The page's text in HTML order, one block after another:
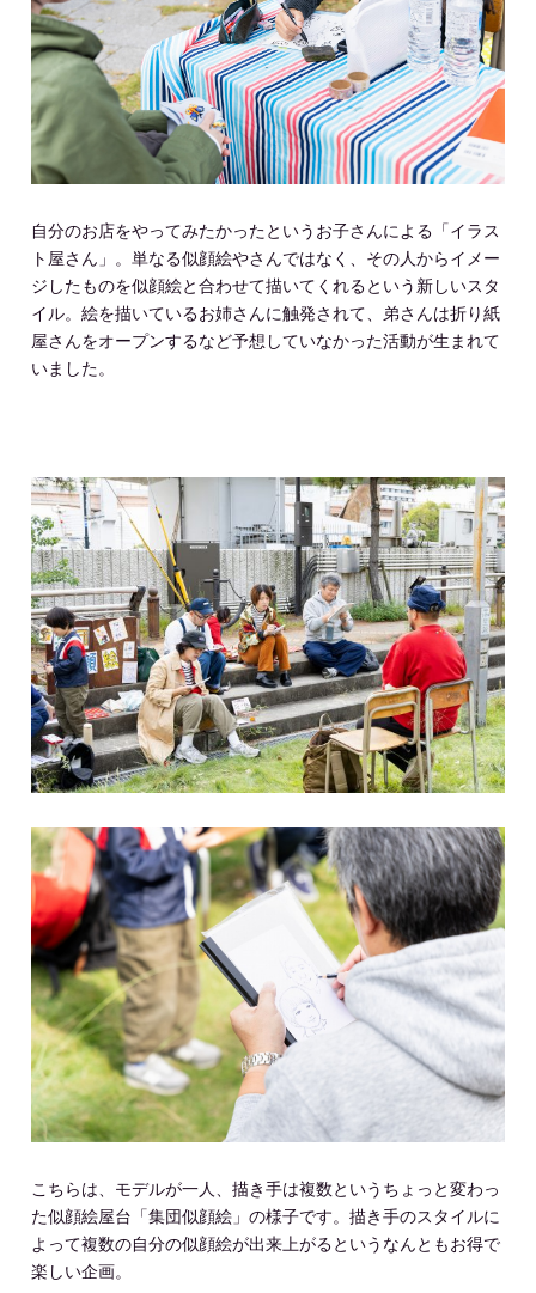
自分のお店をやってみたかったというお子さんによる「イラス
ト屋さん」。単なる似顔絵やさんではなく、その人からイメー
ジしたものを似顔絵と合わせて描いてくれるという新しいスタ
イル。絵を描いているお姉さんに触発されて、弟さんは折り紙
屋さんをオープンするなど予想していなかった活動が生まれて
いました。
こちらは、モデルが一人、描き手は複数というちょっと変わっ
た似顔絵屋台「集団似顔絵」の様子です。描き手のスタイルに
よって複数の自分の似顔絵が出来上がるというなんともお得で
楽しい企画。